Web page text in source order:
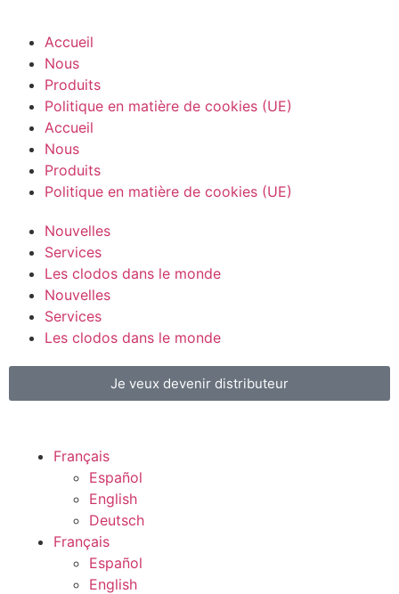
Accueil
Nous
Produits
Politique en matière de cookies (UE)
Accueil
Nous
Produits
Politique en matière de cookies (UE)
Nouvelles
Services
Les clodos dans le monde
Nouvelles
Services
Les clodos dans le monde
Je veux devenir distributeur
Français
Español
English
Deutsch
Français
Español
English